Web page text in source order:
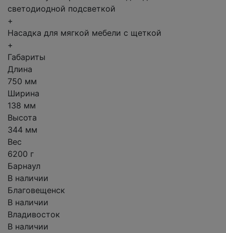
светодиодной подсветкой
+
Насадка для мягкой мебели с щеткой
+
Габариты
Длина
750 мм
Ширина
138 мм
Высота
344 мм
Вес
6200 г
Барнаул
В наличии
Благовещенск
В наличии
Владивосток
В наличии